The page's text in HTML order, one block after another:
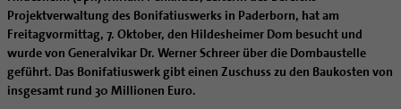
Katholisch heiraten
Hirtenwort: Ehe & Familie
Wissenswertes zur Hochzeit
Ideen für die Hochzeitsfeier
Lebensende
Patientenverfügung
Wo ist der richtige Platz zum Sterben?
Hospiz-Seelsorge
Spiritualität
Exerzitien
Kontemplation
Seelsorgefelder
Frauen
Begleitung und Vernetzung
Bischöfliche Stiftung Gemeinsam für das Leben
Schulpastoral
Hochschulpastoral
Religionsunterricht
Service
Bistumsarchiv
Projekte
Bestände
Buchreihen
Katholische Akademie des Bistums Hildesheim
Stärkung der Demokratie | Einsatz gegen Diskriminierung
LÜCHTENHOF
Familienbildungsstätten
Weltkirche
Bolivienpartnerschaft
Projektförderung
Internationale Freiwilligendienste
Bolivienpartnerschaft
Bolivienkommission
Café Bolivia
Internationale Freiwilligendienste
Aktuelles
Katholische Büros
Angebote
Abenteuer Glaube
Unterstützung für Pfarreien und Einrichtungen
Prävention
Materialien
Aktuelles
Altersvorsorge und Ruhestand
Projektverwaltung des Bonifatiuswerks in Paderborn, hat am
Freitagvormittag, 7. Oktober, den Hildesheimer Dom besucht und
wurde von Generalvikar Dr. Werner Schreer über die Dombaustelle
geführt. Das Bonifatiuswerk gibt einen Zuschuss zu den Baukosten von
insgesamt rund 30 Millionen Euro.